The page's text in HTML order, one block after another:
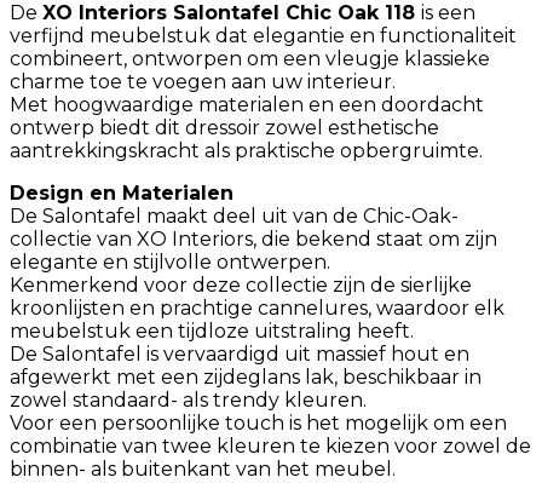
De XO Interiors Salontafel Chic Oak 118 is een
verfijnd meubelstuk dat elegantie en functionaliteit
combineert, ontworpen om een vleugje klassieke
charme toe te voegen aan uw interieur.
Met hoogwaardige materialen en een doordacht
ontwerp biedt dit dressoir zowel esthetische
aantrekkingskracht als praktische opbergruimte.
Design en Materialen
De Salontafel maakt deel uit van de Chic-Oak-
collectie van XO Interiors, die bekend staat om zijn
elegante en stijlvolle ontwerpen.
Kenmerkend voor deze collectie zijn de sierlijke
kroonlijsten en prachtige cannelures, waardoor elk
meubelstuk een tijdloze uitstraling heeft.
De Salontafel is vervaardigd uit massief hout en
afgewerkt met een zijdeglans lak, beschikbaar in
zowel standaard- als trendy kleuren.
Voor een persoonlijke touch is het mogelijk om een
combinatie van twee kleuren te kiezen voor zowel de
binnen- als buitenkant van het meubel.